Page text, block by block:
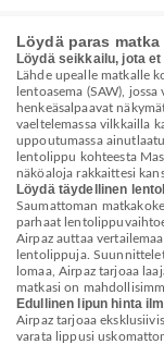
Löydä paras
Löydä seikkailu, jota
Lähde upealle matkalle
lentoasema (SAW),
henkeäsalpaavat
vaeltelemassa vilkkailla
uppoutumassa
lentolippu kohteesta
näköaloja rakkaittesi
Löydä täydellinen
Saumattoman
parhaat
Airpaz auttaa
lentolippuja.
lomaa, Airpaz tarjoaa
matkasi on
Edullinen lipun hinta
Airpaz tarjoaa
varata lippusi